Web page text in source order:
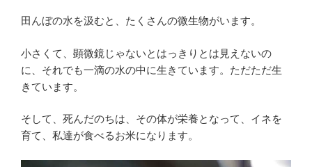
田んぼの水を汲むと、たくさんの微生物がいます。
小さくて、顕微鏡じゃないとはっきりとは見えないの
に、それでも一滴の水の中に生きています。ただただ生
きています。
そして、死んだのちは、その体が栄養となって、イネを
育て、私達が食べるお米になります。